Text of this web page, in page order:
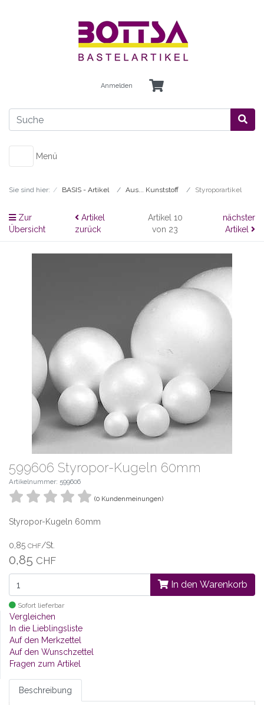
Anmelden
Menü
Sie sind hier: BASIS - Artikel Aus... Kunststoff Styroporartikel
Zur
Übersicht
Artikel
zurück
Artikel 10
von 23
nächster
Artikel
599606 Styropor-Kugeln 60mm
Artikelnummer: 599606
(0 Kundenmeinungen)
Styropor-Kugeln 60mm
0,85 CHF/St.
0,85 CHF
In den Warenkorb
Sofort lieferbar
Vergleichen
In die Lieblingsliste
Auf den Merkzettel
Auf den Wunschzettel
Fragen zum Artikel
Beschreibung